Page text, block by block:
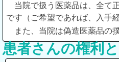
当院で扱う医薬品は、全て
です（ご希望であれば、入手
また、当院は偽造医薬品の
患者さんの権利